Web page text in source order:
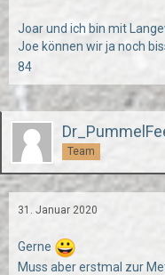
Joar und ich bin mit
Joe können wir ja noch
84
Team
31. Januar 2020
Gerne
Muss aber erstmal zur